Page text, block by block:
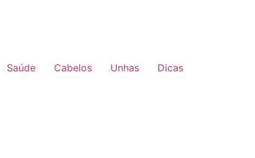
Saúde Cabelos Unhas Dicas